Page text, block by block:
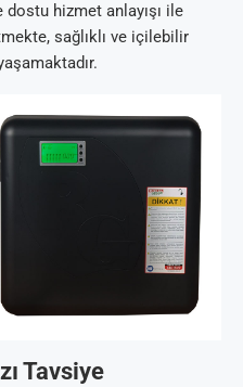
dostu hizmet anlayışı ile
sağlıklı ve içilebilir
Tavsiye